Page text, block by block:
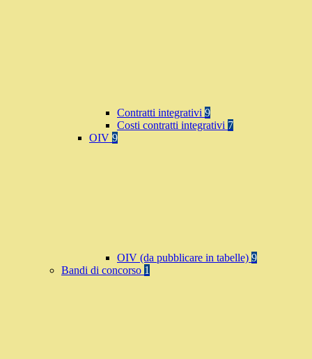
Contratti integrativi 9
Costi contratti integrativi 7
OIV 9
OIV (da pubblicare in tabelle) 9
Bandi di concorso 1